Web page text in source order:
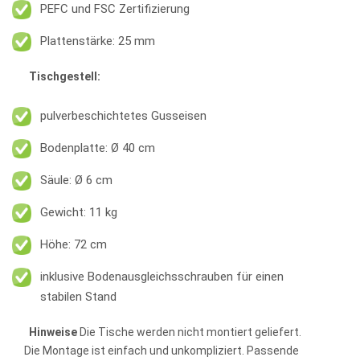
PEFC und FSC Zertifizierung
Plattenstärke: 25 mm
Tischgestell:
pulverbeschichtetes Gusseisen
Bodenplatte: Ø 40 cm
Säule: Ø 6 cm
Gewicht: 11 kg
Höhe: 72 cm
inklusive Bodenausgleichsschrauben für einen
stabilen Stand
Hinweise Die Tische werden nicht montiert geliefert.
Die Montage ist einfach und unkompliziert. Passende